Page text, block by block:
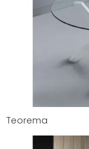
Teorema